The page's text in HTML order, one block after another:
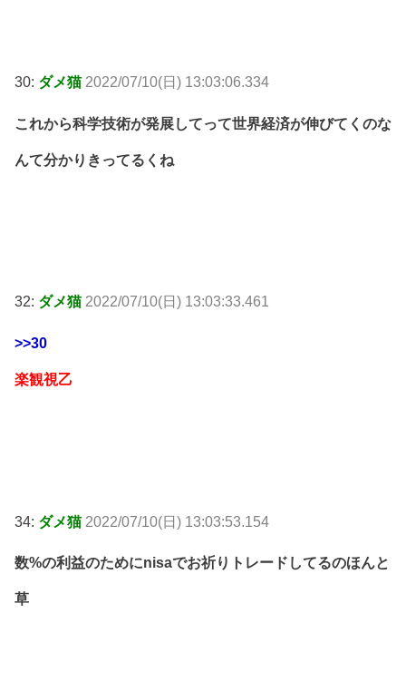
30: ダメ猫 2022/07/10(日) 13:03:06.334
これから科学技術が発展してって世界経済が伸びてくのな
んて分かりきってるくね
32: ダメ猫 2022/07/10(日) 13:03:33.461
>>30
楽観視乙
34: ダメ猫 2022/07/10(日) 13:03:53.154
数%の利益のためにnisaでお祈りトレードしてるのほんと
草